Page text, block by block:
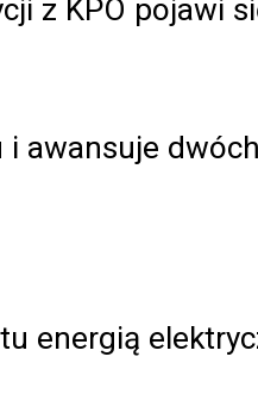
z KPO pojawi
i awansuje
energią